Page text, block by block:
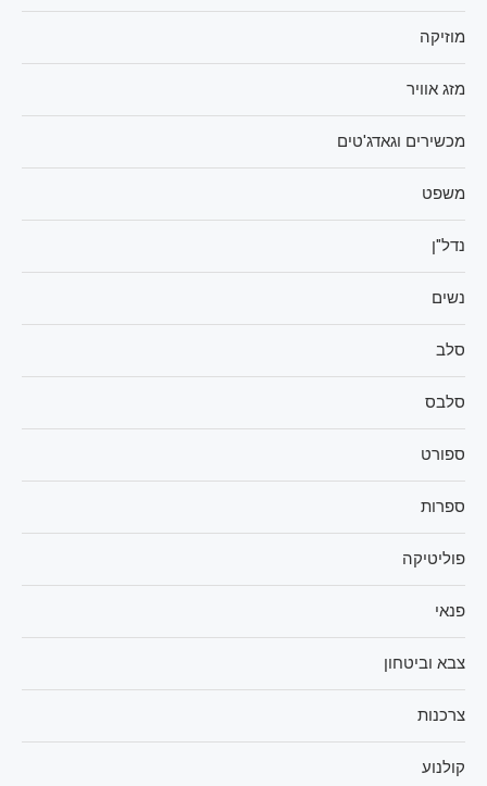
מוזיקה
מזג אוויר
מכשירים וגאדג'טים
משפט
נדל"ן
נשים
סלב
סלבס
ספורט
ספרות
פוליטיקה
פנאי
צבא וביטחון
צרכנות
קולנוע